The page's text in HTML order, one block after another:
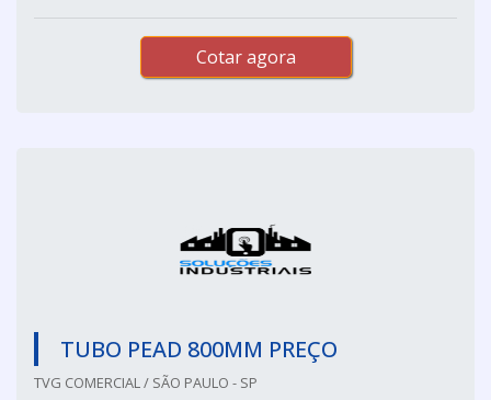
Cotar agora
TUBO PEAD 800MM PREÇO
TVG COMERCIAL / SÃO PAULO - SP